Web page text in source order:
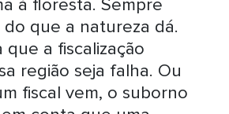
à floresta. Sempre
do que a natureza dá.
que a fiscalização
região seja falha. Ou
fiscal vem, o suborno